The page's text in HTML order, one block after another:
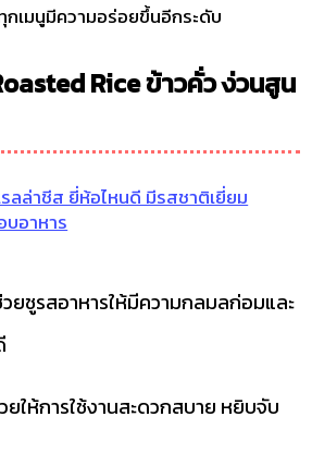
กเมนูมีความอร่อยขึ้นอีกระดับ
Rice ข้าวคั่ว ง่วนสูน
ลล่าชีส ยี่ห้อไหนดี มีรสชาติเยี่ยม
บอาหาร
ยชูรสอาหารให้มีความกลมลก่อมและ
ให้การใช้งานสะดวกสบาย หยิบจับ